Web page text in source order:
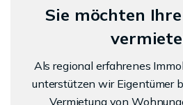
Sie möchten
Als regional erfahrenes
unterstützen wir Eigentümer
Vermietung von